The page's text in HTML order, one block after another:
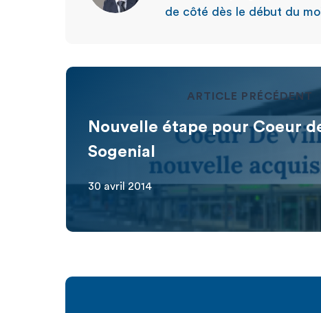
de côté dès le début du
ARTICLE PRÉCÉDENT
Nouvelle étape pour Coeur
Sogenial
30 avril 2014